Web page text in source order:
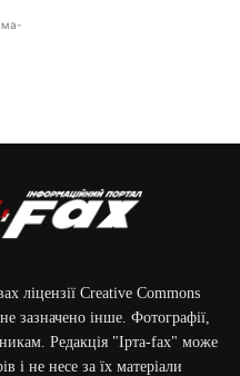
ліцензії Creative Commons
зазначено інше. Фотографії,
Редакція "Ірта-fax" може
і не несе за їх матеріали